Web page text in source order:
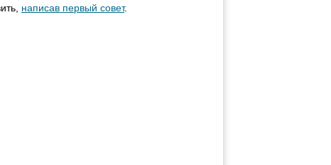
написав первый совет.